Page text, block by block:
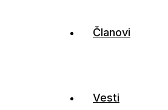
Članovi
Vesti